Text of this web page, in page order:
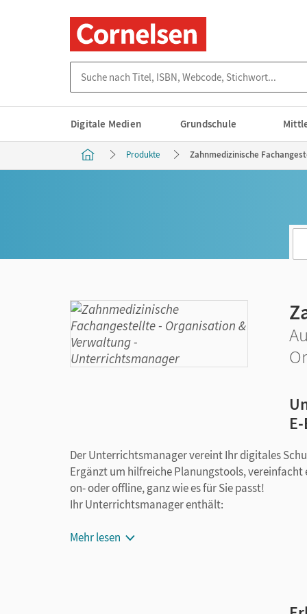
Digitale Medien Grundschule
Produkte Zahnmedizinische
Der Unterrichtsmanager vereint Ihr digitales
Ergänzt um hilfreiche Planungstools,
on- oder offline, ganz wie es für Sie passt!
Ihr Unterrichtsmanager enthält:
E-Book
Mehr lesen